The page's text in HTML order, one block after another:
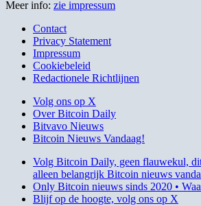
Meer info: zie impressum
Contact
Privacy Statement
Impressum
Cookiebeleid
Redactionele Richtlijnen
Volg ons op X
Over Bitcoin Daily
Bitvavo Nieuws
Bitcoin Nieuws Vandaag!
Volg Bitcoin Daily, geen flauwekul,
alleen belangrijk Bitcoin nieuws
Only Bitcoin nieuws sinds 2020 •
Blijf op de hoogte, volg ons op X